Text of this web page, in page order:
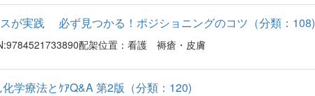
が実践 必ず見つかる！ポジショニングのコツ（分類：108)
配架位置：看護 褥瘡・皮膚
学療法とｹｱQ&A 第2版（分類：120)